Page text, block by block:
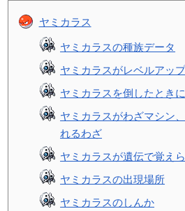
ヤミカラス
ヤミカラスの種族データ
ヤミカラスがレベルアッ
ヤミカラスを倒したとき
ヤミカラスがわざマシン
れるわざ
ヤミカラスが遺伝で覚え
ヤミカラスの出現場所
ヤミカラスのしんか